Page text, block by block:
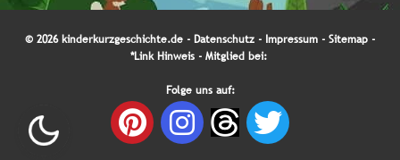
© 2026 kinderkurzgeschichte.de - Datenschutz - Impressum - Sitemap -
*Link Hinweis- Mitglied bei:
Folge uns auf: